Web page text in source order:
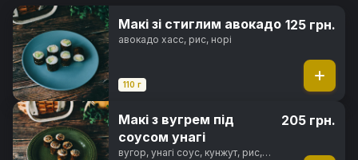
Макі зі стиглим авокадо
авокадо хасс, рис, норі
110 г
125 грн.
Макі з вугрем під
соусом унагі
вугор, унагі соус, кунжут, рис,
205 грн.